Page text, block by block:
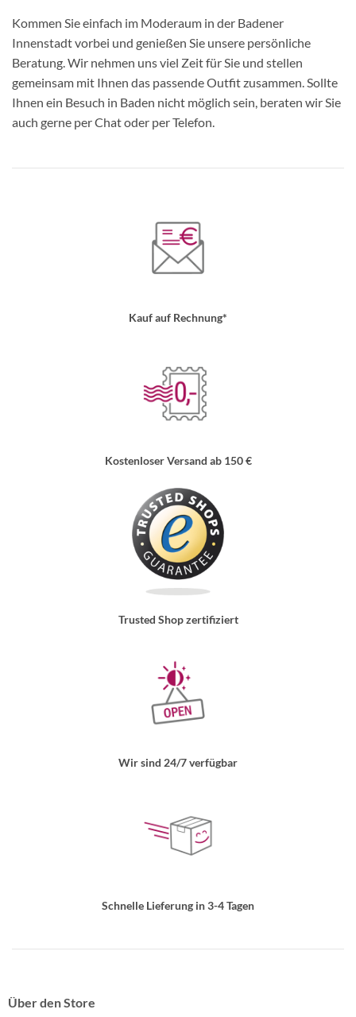
Kommen Sie einfach im Moderaum in der Badener
Innenstadt vorbei und genießen Sie unsere persönliche
Beratung. Wir nehmen uns viel Zeit für Sie und stellen
gemeinsam mit Ihnen das passende Outfit zusammen. Sollte
Ihnen ein Besuch in Baden nicht möglich sein, beraten wir Sie
auch gerne per Chat oder per Telefon.
Kauf auf Rechnung*
Kostenloser Versand ab 150 €
Trusted Shop zertifiziert
Wir sind 24/7 verfügbar
Schnelle Lieferung in 3-4 Tagen
Über den Store